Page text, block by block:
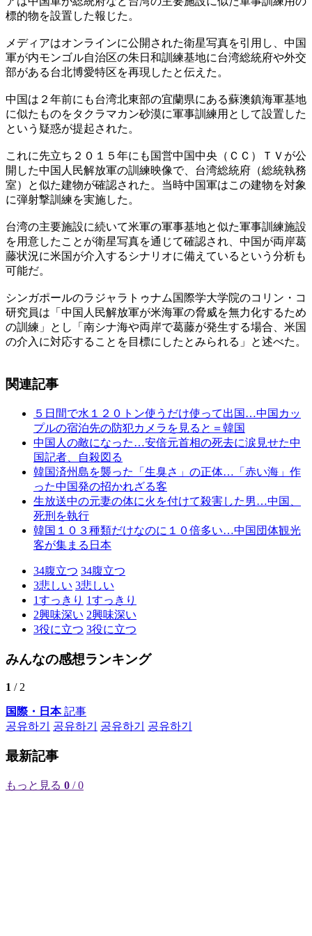
標的物を設置した報じた。
メディアはオンラインに公開された衛星写真を引用し、中国
軍が内モンゴル自治区の朱日和訓練基地に台湾総統府や外交
部がある台北博愛特区を再現したと伝えた。
中国は２年前にも台湾北東部の宜蘭県にある蘇澳鎮海軍基地
に似たものをタクラマカン砂漠に軍事訓練用として設置した
という疑惑が提起された。
これに先立ち２０１５年にも国営中国中央（ＣＣ）ＴＶが公
開した中国人民解放軍の訓練映像で、台湾総統府（総統執務
室）と似た建物が確認された。当時中国軍はこの建物を対象
に弾射撃訓練を実施した。
台湾の主要施設に続いて米軍の軍事基地と似た軍事訓練施設
を用意したことが衛星写真を通じて確認され、中国が両岸葛
藤状況に米国が介入するシナリオに備えているという分析も
可能だ。
シンガポールのラジャラトゥナム国際学大学院のコリン・コ
研究員は「中国人民解放軍が米海軍の脅威を無力化するため
の訓練」とし「南シナ海や両岸で葛藤が発生する場合、米国
の介入に対応することを目標にしたとみられる」と述べた。
関連記事
５日間で水１２０トン使うだけ使って出国…中国カッ
プルの宿泊先の防犯カメラを見ると＝韓国
中国人の敵になった…安倍元首相の死去に涙見せた中
国記者、自殺図る
韓国済州島を襲った「生臭さ」の正体…「赤い海」作
った中国発の招かれざる客
生放送中の元妻の体に火を付けて殺害した男…中国、
死刑を執行
韓国１０３種類だけなのに１０倍多い…中国団体観光
客が集まる日本
34腹立つ 34腹立つ
3悲しい 3悲しい
1すっきり 1すっきり
2興味深い 2興味深い
3役に立つ 3役に立つ
みんなの感想ランキング
1 / 2
国際・日本記事
공유하기
공유하기 공유하기 공유하기
最新記事
もっと見る 0 / 0